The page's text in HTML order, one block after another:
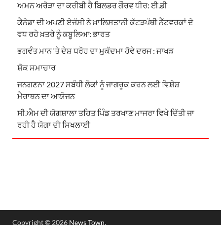
ਅਮਨ ਅਰੋੜਾ ਦਾ ਕਰੀਬੀ ਹੈ ਬਿਲਡਰ ਗੌਰਵ ਧੀਰ: ਈ.ਡੀ
ਕੈਨੇਡਾ ਦੀ ਅਪਣੀ ਏਜੰਸੀ ਨੇ ਖ਼ਾਲਿਸਤਾਨੀ ਕੱਟੜਪੰਥੀ ਨੈੱਟਵਰਕਾਂ ਦੇ
ਵਧ ਰਹੇ ਖ਼ਤਰੇ ਨੂੰ ਕਬੂਲਿਆ: ਭਾਰਤ
ਭਗਵੰਤ ਮਾਨ ‘ਤੇ ਦੇਸ਼ ਧਰੋਹ ਦਾ ਮੁਕੱਦਮਾ ਹੋਵੇ ਦਰਜ : ਜਾਖੜ
ਸ਼ੋਕ ਸਮਾਚਾਰ
ਜਨਗਣਨਾ 2027 ਸਬੰਧੀ ਲੋਕਾਂ ਨੂੰ ਜਾਗਰੂਕ ਕਰਨ ਲਈ ਵਿਸ਼ੇਸ਼
ਮੈਰਾਥਨ ਦਾ ਆਯੋਜਨ
ਸੀ.ਐਮ ਦੀ ਯੋਗਸ਼ਾਲਾ ਤਹਿਤ ਪਿੰਡ ਤਰਖਾਣ ਮਾਜਰਾ ਵਿਖੇ ਦਿੱਤੀ ਜਾ
ਰਹੀ ਹੈ ਯੋਗਾ ਦੀ ਸਿਖਲਾਈ
Copyright © 2026 News Town.